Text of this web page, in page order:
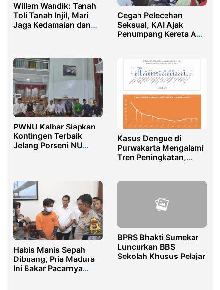
Willem Wandik: Tanah
Toli Tanah Injil, Mari
Jaga Kedamaian dan
Tuntaskan Pleno
Tingkat Kabupaten.
Cegah Pelecehan
Seksual, KAI Ajak
Penumpang Kereta Api
PWNU Kalbar Siapkan
Kontingen Terbaik
Jelang Porseni NU
Kasus Dengue di
Purwakarta Mengalami
Tren Peningkatan,
Habis Manis Sepah
Dibuang, Pria Madura
Ini Bakar Pacarnya
BPRS Bhakti Sumekar
Luncurkan BBS
Sekolah Khusus Pelajar